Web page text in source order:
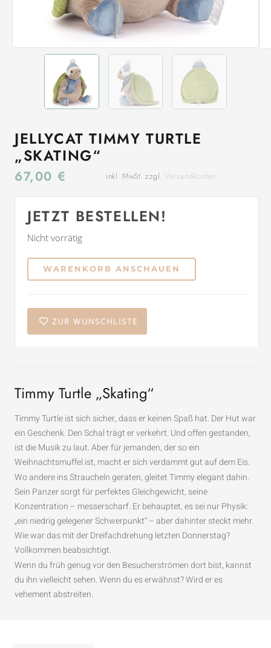
JELLYCAT TIMMY TURTLE
„SKATING“
67,00 € inkl. MwSt. zzgl.Versandkosten
JETZT BESTELLEN!
Nicht vorrätig
WARENKORB ANSCHAUEN
ZUR WUNSCHLISTE
Timmy Turtle „Skating“
Timmy Turtle ist sich sicher, dass er keinen Spaß hat. Der Hut war
ein Geschenk. Den Schal trägt er verkehrt. Und offen gestanden,
ist die Musik zu laut. Aber für jemanden, der so ein
Weihnachtsmuffel ist, macht er sich verdammt gut auf dem Eis.
Wo andere ins Straucheln geraten, gleitet Timmy elegant dahin.
Sein Panzer sorgt für perfektes Gleichgewicht, seine
Konzentration – messerscharf. Er behauptet, es sei nur Physik:
„ein niedrig gelegener Schwerpunkt“ – aber dahinter steckt mehr.
Wie war das mit der Dreifachdrehung letzten Donnerstag?
Vollkommen beabsichtigt.
Wenn du früh genug vor den Besucherströmen dort bist, kannst
du ihn vielleicht sehen. Wenn du es erwähnst? Wird er es
vehement abstreiten.